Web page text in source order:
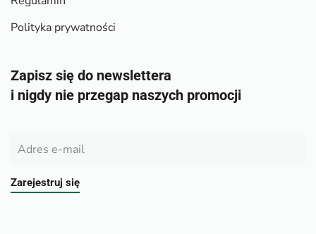
Polityka prywatności
Zapisz się do newslettera
i nigdy nie przegap naszych promocji
Zarejestruj się